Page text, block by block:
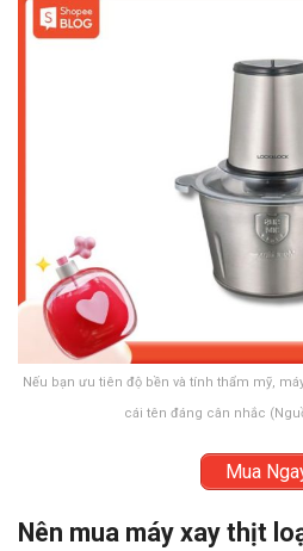
Nếu bạn ưu tiên độ bền và tính thẩm mỹ,
cái tên đáng cân nhắc
Mua
Nên mua máy xay thịt